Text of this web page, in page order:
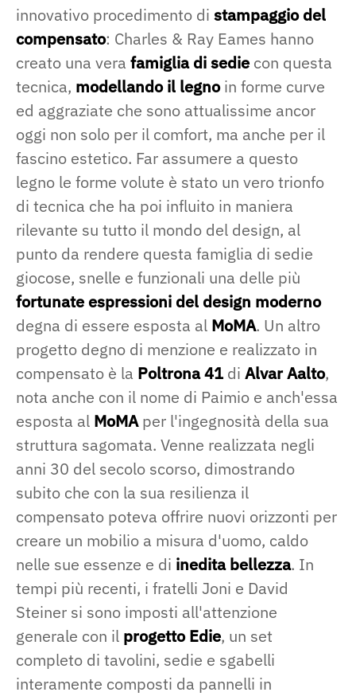
innovativo procedimento di stampaggio del
compensato: Charles & Ray Eames hanno
creato una vera famiglia di sedie con questa
tecnica, modellando il legnoin forme curve
ed aggraziate che sono attualissime ancor
oggi non solo per il comfort, ma anche per il
fascino estetico. Far assumere a questo
legno le forme volute è stato un vero trionfo
di tecnica che ha poi influito in maniera
rilevante su tutto il mondo del design, al
punto da rendere questa famiglia di sedie
giocose, snelle e funzionali una delle più
fortunate espressioni del design moderno
degna di essere esposta al MoMA. Un altro
progetto degno di menzione e realizzato in
compensato è la Poltrona 41 di Alvar Aalto,
nota anche con il nome di Paimio e anch'essa
esposta al MoMAper l'ingegnosità della sua
struttura sagomata. Venne realizzata negli
anni 30 del secolo scorso, dimostrando
subito che con la sua resilienza il
compensato poteva offrire nuovi orizzonti per
creare un mobilio a misura d'uomo, caldo
nelle sue essenze e di inedita bellezza. In
tempi più recenti, i fratelli Joni e David
Steiner si sono imposti all'attenzione
generale con il progetto Edie, un set
completo di tavolini, sedie e sgabelli
interamente composti da pannelli in